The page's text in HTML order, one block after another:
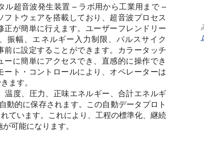
ル超音波発生装置 – ラボ用から工業用まで –
フトウェアを搭載しており、超音波プロセス
正が簡単に行えます。ユーザーフレンドリー
振幅、エネルギー入力制限、パルスサイク
前に設定することができます。カラータッチ
ーに簡単にアクセスでき、直感的に操作でき
ート・コントロールにより、オペレーターは
ます。
度、圧力、正味エネルギー、合計エネルギ
動的に保存されます。この自動データプロト
ています。これにより、工程の標準化、継続
可能になります。